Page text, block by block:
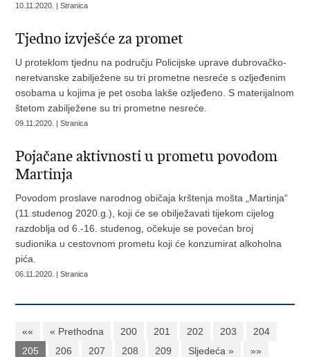
10.11.2020. | Stranica
Tjedno izvješće za promet
U proteklom tjednu na području Policijske uprave dubrovačko-
neretvanske zabilježene su tri prometne nesreće s ozljeđenim
osobama u kojima je pet osoba lakše ozljeđeno. S materijalnom
štetom zabilježene su tri prometne nesreće.
09.11.2020. | Stranica
Pojačane aktivnosti u prometu povodom
Martinja
Povodom proslave narodnog običaja krštenja mošta „Martinja“
(11.studenog 2020.g.), koji će se obilježavati tijekom cijelog
razdoblja od 6.-16. studenog, očekuje se povećan broj
sudionika u cestovnom prometu koji će konzumirat alkoholna
pića.
06.11.2020. | Stranica
«« « Prethodna 200 201 202 203
204
205
206 207 208 209 Sljedeća » »»